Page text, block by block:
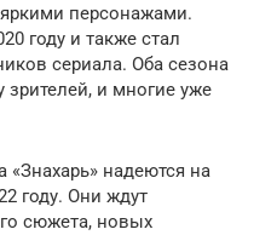
персонажами.
году и также стал
сериала. Оба сезона
и многие уже
надеются на
году. Они ждут
сюжета, новых